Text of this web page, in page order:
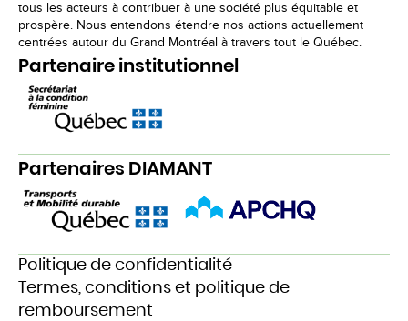
tous les acteurs à contribuer à une société plus équitable et
prospère. Nous entendons étendre nos actions actuellement
centrées autour du Grand Montréal à travers tout le Québec.
Partenaire institutionnel
Partenaires DIAMANT
Politique de confidentialité
Termes, conditions et politique de
remboursement